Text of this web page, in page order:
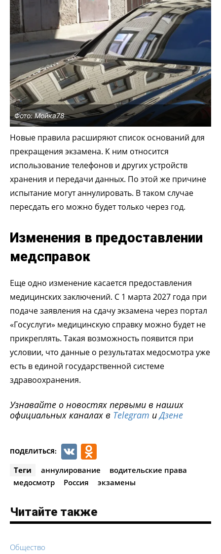
Фото: Мойка78
Новые правила расширяют список оснований для
прекращения экзамена. К ним относится
использование телефонов и других устройств
хранения и передачи данных. По этой же причине
испытание могут аннулировать. В таком случае
пересдать его можно будет только через год.
Изменения в предоставлении
медсправок
Еще одно изменение касается предоставления
медицинских заключений. С 1 марта 2027 года при
подаче заявления на сдачу экзамена через портал
«Госуслуги» медицинскую справку можно будет не
прикреплять. Такая возможность появится при
условии, что данные о результатах медосмотра уже
есть в единой государственной системе
здравоохранения.
Узнавайте о новостях первыми в наших
официальных каналах в Telegram иДзене
ПОДЕЛИТЬСЯ: VK
Теги аннулирование
водительские права
медосмотр
Россия экзамены
Читайте также
Общество